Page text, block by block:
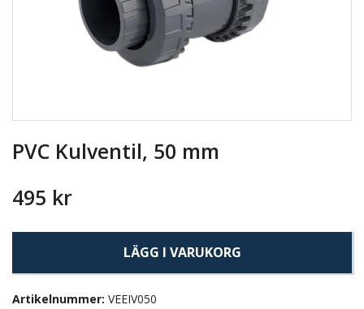
PVC Kulventil, 50 mm
495 kr
LÄGG I VARUKORG
Artikelnummer: VEEIV050